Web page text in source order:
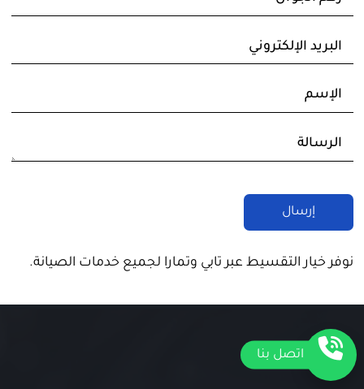
نوفر خيار التقسيط عبر تابي وتمارا لجميع خدمات الصيانة.
اتصل بنا